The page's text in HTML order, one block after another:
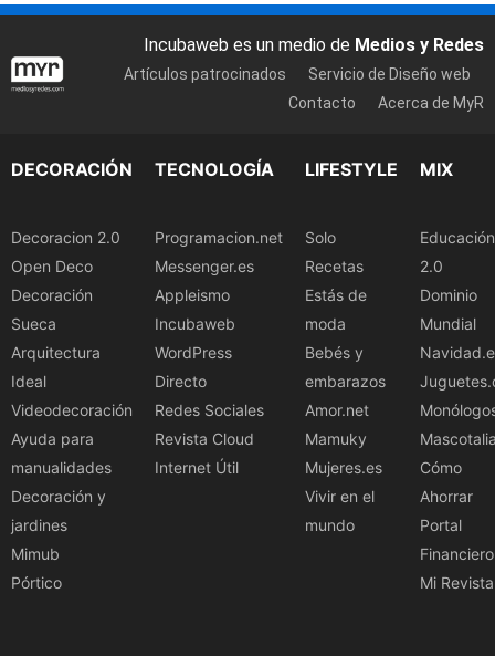
Incubaweb es un medio de Medios y Redes
Artículos patrocinados
Servicio de Diseño web
Contacto
Acerca de MyR
DECORACIÓN
Decoracion 2.0
Open Deco
Decoración
Sueca
Arquitectura
Ideal
Videodecoración
Ayuda para
manualidades
Decoración y
jardines
Mimub
Pórtico
TECNOLOGÍA
Programacion.net
Messenger.es
Appleismo
Incubaweb
WordPress
Directo
Redes Sociales
Revista Cloud
Internet Útil
LIFESTYLE
Solo
Recetas
Estás de
moda
Bebés y
embarazos
Amor.net
Mamuky
Mujeres.es
Vivir en el
mundo
MIX
Educación
2.0
Dominio
Mundial
Cómo
Ahorrar
Portal
Financiero
Mi Revista